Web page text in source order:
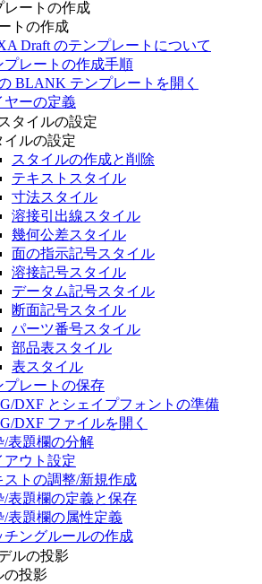
レートの作成
トの作成
Draft のテンプレートについて
プレートの作成手順
BLANK テンプレートを開く
ヤーの定義
スタイルの設定
イルの設定
スタイルの作成と削除
テキストスタイル
寸法スタイル
溶接引出線スタイル
幾何公差スタイル
面の指示記号スタイル
溶接記号スタイル
データム記号スタイル
断面記号スタイル
パーツ番号スタイル
部品表スタイル
表スタイル
プレートの保存
DXF とシェイプフォントの準備
DXF ファイルを開く
/表題欄の分解
アウト設定
ストの調整/新規作成
/表題欄の定義と保存
/表題欄の属性定義
チングルールの作成
ルの投影
の投影